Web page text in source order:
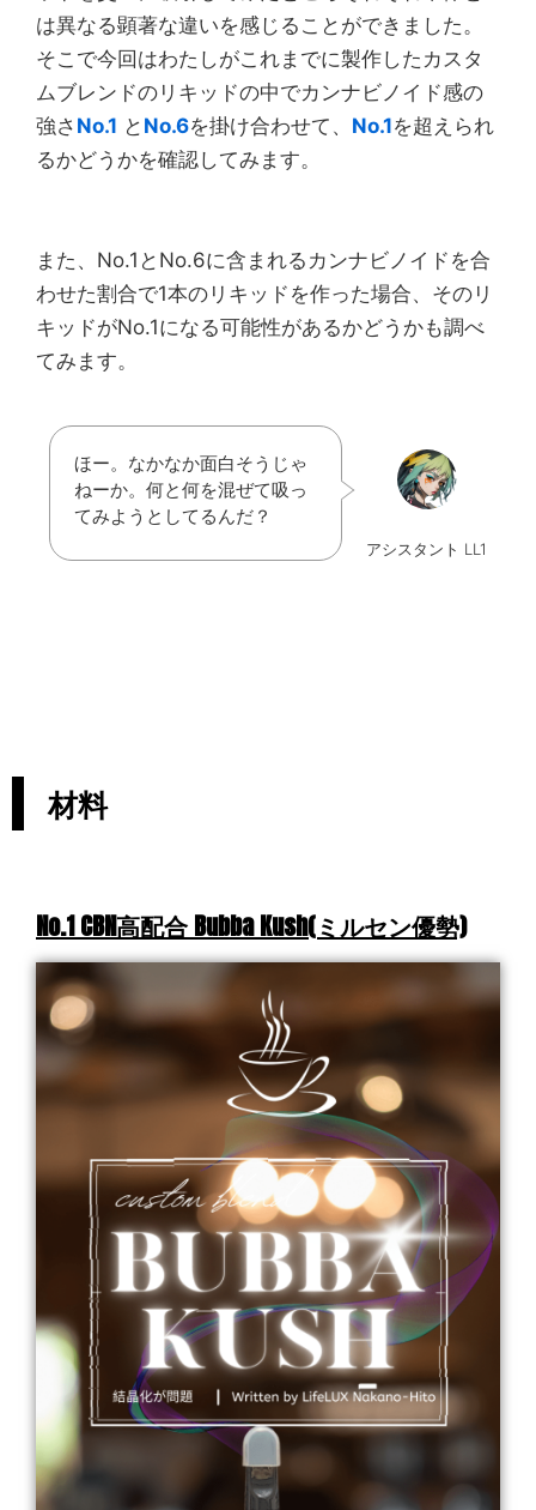
は異なる顕著な違いを感じることができました。
そこで今回はわたしがこれまでに製作したカスタ
ムブレンドのリキッドの中でカンナビノイド感の
強さ No.1 と No.6を掛け合わせて、 No.1を超えられ
るかどうかを確認してみます。
また、No.1とNo.6に含まれるカンナビノイドを合
わせた割合で1本のリキッドを作った場合、そのリ
キッドがNo.1になる可能性があるかどうかも調べ
てみます。
ほー。なかなか面白そうじゃ
ねーか。何と何を混ぜて吸っ
てみようとしてるんだ？
アシスタント LL1
材料
No.1 CBN高配合 Bubba Kush(ミルセン優勢)